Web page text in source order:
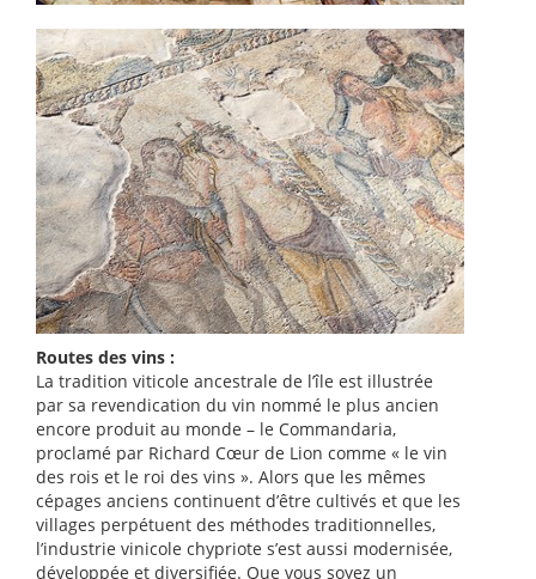
Routes des vins :
La tradition viticole ancestrale de l’île est illustrée
par sa revendication du vin nommé le plus ancien
encore produit au monde – le Commandaria,
proclamé par Richard Cœur de Lion comme « le vin
des rois et le roi des vins ». Alors que les mêmes
cépages anciens continuent d’être cultivés et que les
villages perpétuent des méthodes traditionnelles,
l’industrie vinicole chypriote s’est aussi modernisée,
développée et diversifiée. Que vous soyez un